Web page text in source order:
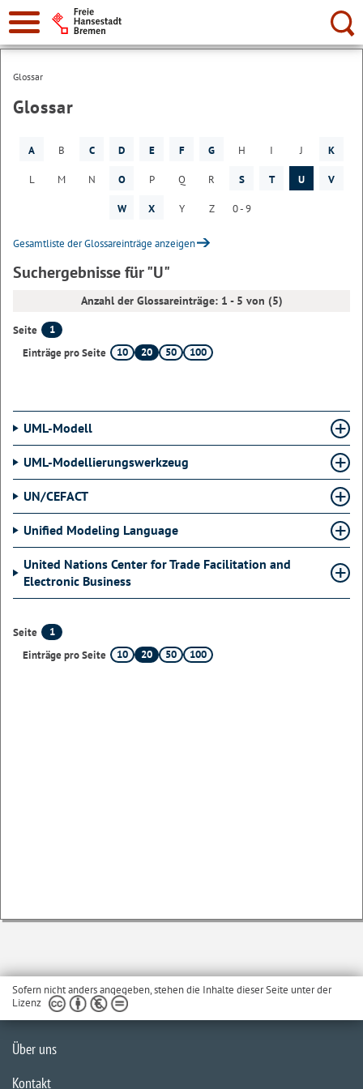
Suche:
Glossar
Glossar
A B C D E F G H I J K
L M N O P Q R S T U V
W X Y Z 0 - 9
Gesamtliste der Glossareinträge anzeigen
Suchergebnisse für "U"
Anzahl der Glossareinträge: 1 - 5 von (5)
Seite
1
Einträge pro Seite
10 20 50 100
UML-Modell
UML-Modellierungswerkzeug
UN/CEFACT
Unified Modeling Language
United Nations Center for Trade Facilitation and
Electronic Business
Seite
1
Einträge pro Seite
10 20 50 100
Sofern nicht anders angegeben, stehen die Inhalte dieser Seite unter der
Lizenz
Über uns
Kontakt